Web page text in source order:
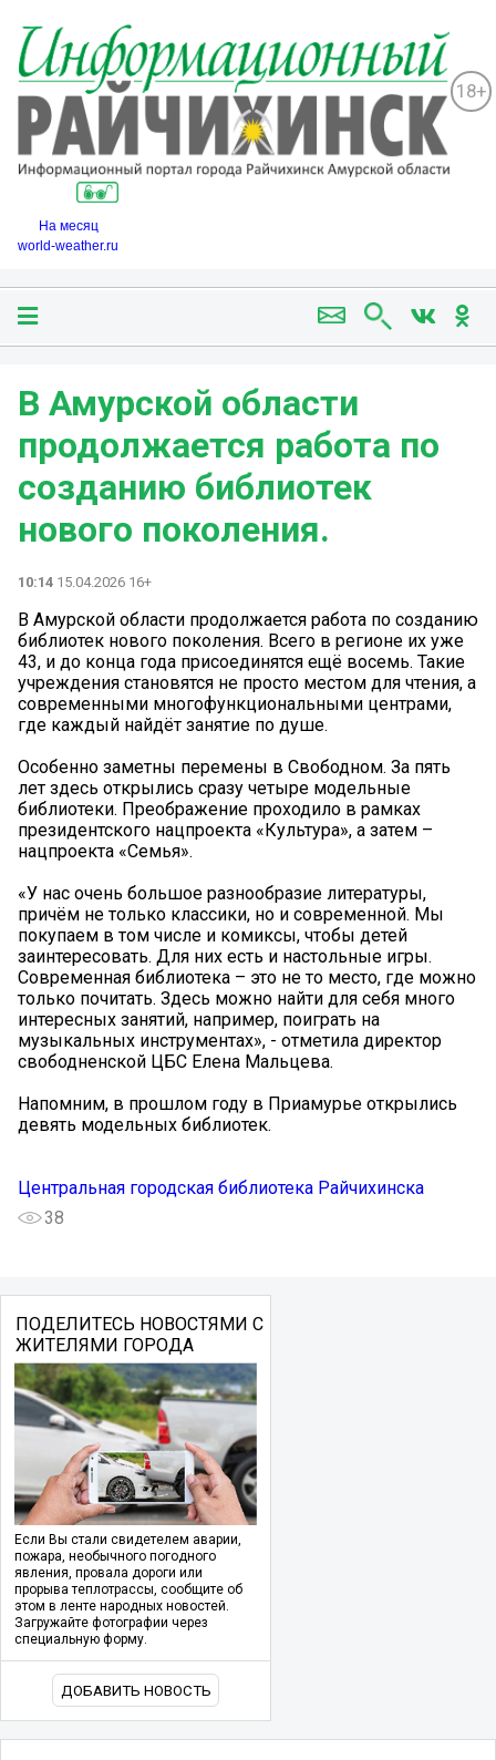
18+
На месяц
world-weather.ru
В Амурской области
продолжается работа по
созданию библиотек
нового поколения.
10:14 15.04.2026 16+
В Амурской области продолжается работа по созданию
библиотек нового поколения. Всего в регионе их уже
43, и до конца года присоединятся ещё восемь. Такие
учреждения становятся не просто местом для чтения, а
современными многофункциональными центрами,
где каждый найдёт занятие по душе.
Особенно заметны перемены в Свободном. За пять
лет здесь открылись сразу четыре модельные
библиотеки. Преображение проходило в рамках
президентского нацпроекта «Культура», а затем –
нацпроекта «Семья».
«У нас очень большое разнообразие литературы,
причём не только классики, но и современной. Мы
покупаем в том числе и комиксы, чтобы детей
заинтересовать. Для них есть и настольные игры.
Современная библиотека – это не то место, где можно
только почитать. Здесь можно найти для себя много
интересных занятий, например, поиграть на
музыкальных инструментах», - отметила директор
свободненской ЦБС Елена Мальцева.
Напомним, в прошлом году в Приамурье открылись
девять модельных библиотек.
Центральная городская библиотека Райчихинска
38
ПОДЕЛИТЕСЬ НОВОСТЯМИ С
ЖИТЕЛЯМИ ГОРОДА
Если Вы стали свидетелем аварии,
пожара, необычного погодного
явления, провала дороги или
прорыва теплотрассы, сообщите об
этом в ленте народных новостей.
Загружайте фотографии через
специальную форму.
ДОБАВИТЬ НОВОСТЬ